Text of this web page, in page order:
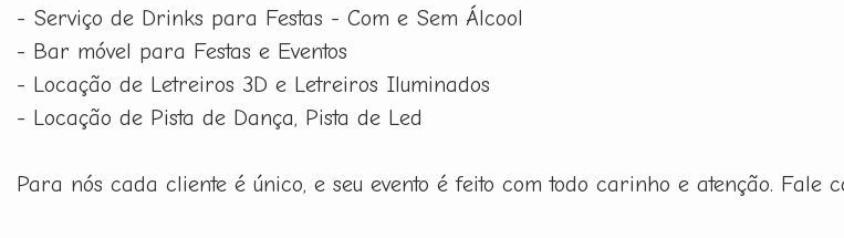
- Serviço de Drinks para Festas - Com e Sem Álcool
- Bar móvel para Festas e Eventos
- Locação de Letreiros 3D e Letreiros Iluminados
- Locação de Pista de Dança, Pista de Led
Para nós cada cliente é único, e seu evento é feito com todo carinho e atenção. Fale